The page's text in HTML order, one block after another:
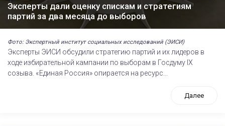
Эксперты дали оценку спискам и стратегиям
партий за два месяца до выборов
Фото: Экспертный институт социальных исследований (ЭИСИ)
Эксперты ЭИСИ обсудили стратегию партий и их лидеров в
ходе избирательной кампании по выборам в Госдуму IХ
созыва. «Единая Россия» опирается на ресурс...
Далее